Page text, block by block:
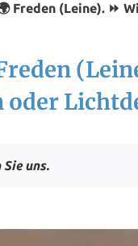
Freden (Leine). ⏩
oder
uns.